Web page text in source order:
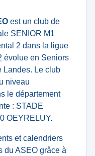
est un club de
SENIOR M1
2 dans la ligue
évolue en Seniors
Landes. Le club
niveau
le département
: STADE
OEYRELUY.
et calendriers
du ASEO grâce à